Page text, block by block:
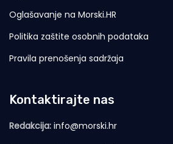
Oglašavanje na Morski.HR
Politika zaštite osobnih podataka
Pravila prenošenja sadržaja
Kontaktirajte nas
Redakcija: info@morski.hr